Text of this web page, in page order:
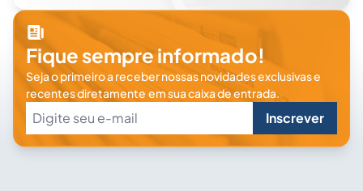
Fique sempre informado!
Seja o primeiro a receber nossas novidades exclusivas e
recentes diretamente em sua caixa de entrada.
Inscrever